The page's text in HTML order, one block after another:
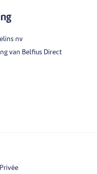
nv
van Belfius Direct